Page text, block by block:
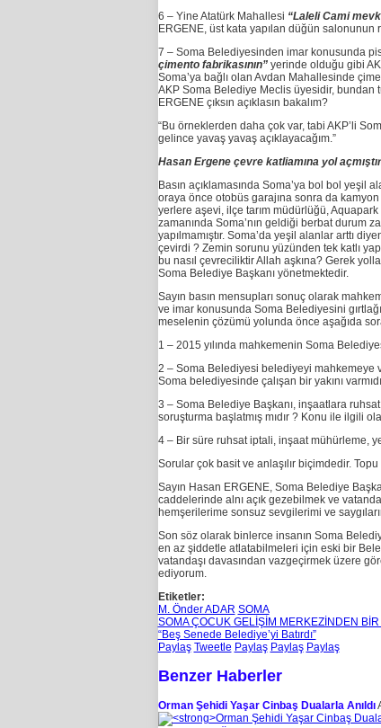
6 – Yine Atatürk Mahallesi “Laleli Cami
ERGENE, üst kata yapılan düğün salonunun
7 – Soma Belediyesinden imar konusunda
çimento fabrikasının”yerinde olduğu gibi
Soma’ya bağlı olan Avdan Mahallesinde
AKP Soma Belediye Meclis üyesidir, bundan
ERGENE çıksın açıklasın bakalım?
“Bu örneklerden daha çok var, tabi AKP’li
gelince yavaş yavaş açıklayacağım.”
Hasan Ergene çevre katliamına yol açmıştır
Basın açıklamasında Soma’ya bol bol yeşil
oraya önce otobüs garajına sonra da
yerlere aşevi, ilçe tarım müdürlüğü,
zamanında Soma’nın geldiği berbat durum
yapılmamıştır. Soma’da yeşil alanlar arttı
çevirdi ? Zemin sorunu yüzünden tek katlı
bu nasıl çevreciliktir Allah aşkına? Gerek
Soma Belediye Başkanı yönetmektedir.
Sayın basın mensupları sonuç olarak
ve imar konusunda Soma Belediyesini
meselenin çözümü yolunda önce aşağıda
1 – 2015 yılında mahkemenin Soma
2 – Soma Belediyesi belediyeyi mahkemeye
Soma belediyesinde çalışan bir yakını
3 – Soma Belediye Başkanı, inşaatlara
soruşturma başlatmış mıdır ? Konu ile ilgili
4 – Bir süre ruhsat iptali, inşaat mühürleme,
Sorular çok basit ve anlaşılır biçimdedir.
Sayın Hasan ERGENE, Soma Belediye
caddelerinde alnı açık gezebilmek ve
hemşerilerime sonsuz sevgilerimi ve
Son söz olarak binlerce insanın Soma
en az şiddetle atlatabilmeleri için eski bir
vatandaşı davasından vazgeçirmek üzere
ediyorum.
Etiketler:
M. Önder ADAR SOMA
SOMA ÇOCUK GELİŞİM MERKEZİNDEN
“Beş Senede Belediye’yi Batırdı”
Paylaş Tweetle Paylaş Paylaş Paylaş
Benzer Haberler
Orman Şehidi Yaşar Cinbaş Dualarla Anıldı